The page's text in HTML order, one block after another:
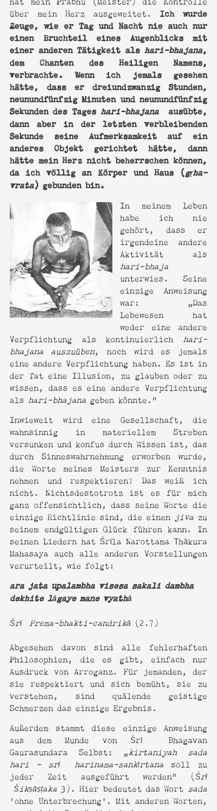
über mein Herz ausgeweitet. Ich wurde
Zeuge, wie er Tag und Nacht nie auch nur
einen Bruchteil eines Augenblicks mit
einer anderen Tätigkeit als hari-bhajana,
dem Chanten des Heiligen Namens,
verbrachte. Wenn ich jemals gesehen
hätte, dass er dreiundzwanzig Stunden,
neunundfünfzig Minuten und neunundfünfzig
Sekunden des Tages hari-bhajanaausübte,
dann aber in der letzten verbleibenden
Sekunde seine Aufmerksamkeit auf ein
anderes Objekt gerichtet hätte, dann
hätte mein Herz nicht beherrschen können,
da ich völlig an Körper und Haus (gṛha-
vrata) gebunden bin.
In meinem Leben
habe ich nie
gehört, dass er
irgendeine andere
Aktivität als
hari-bhaja
unterwies. Seine
einzige Anweisung
war: „Das
Lebewesen hat
weder eine andere
Verpflichtung als kontinuierlich hari-
bhajana auszuüben, noch wird es jemals
eine andere Verpflichtung haben. Es ist in
der Tat eine Illusion, zu glauben oder zu
wissen, dass es eine andere Verpflichtung
als hari-bhajanageben könnte."
Inwieweit wird eine Gesellschaft, die
wahnsinnig in materiellem Streben
versunken und konfus durch Wissen ist, das
durch Sinneswahrnehmung erworben wurde,
die Worte meines Meisters zur Kenntnis
nehmen und respektieren? Das weiß ich
nicht. Nichtsdestotrotz ist es für mich
ganz offensichtlich, dass seine Worte die
einzige Richtlinie sind, die einen jivazu
seinem endgültigen Glück führen kann. In
seinen Liedern hat Śrīla Narottama Ṭhākura
Mahasaya auch alle anderen Vorstellungen
verurteilt, wie folgt:
ara jata upalambha visesa sakali dambha
dekhite lāgaye mane vyathā
Śrī Prema-bhakti-candrikā(2.7)
Abgesehen davon sind alle fehlerhaften
Philosophien, die es gibt, einfach nur
Ausdruck von Arroganz. Für jemanden, der
sie respektiert und sich bemüht, sie zu
verstehen, sind quälende geistige
Schmerzen das einzige Ergebnis.
Außerdem stammt diese einzige Anweisung
aus dem Munde von Śrī Bhagavan
Gaurasundara Selbst: „kirtaniyah sada
hari - srī harinama-sankīrtana soll zu
jeder Zeit ausgeführt werden" (Śrī
Śikṣāṣṭaka3). Hier bedeutet das Wortsada
'ohne Unterbrechung'. Mit anderen Worten,